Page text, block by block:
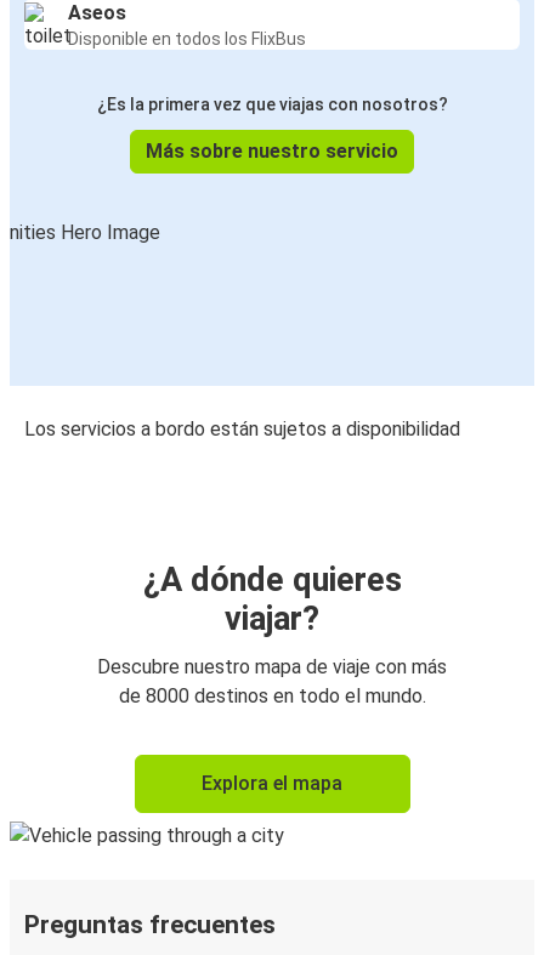
Aseos
Disponible en todos los FlixBus
¿Es la primera vez que viajas con nosotros?
Más sobre nuestro servicio
Los servicios a bordo están sujetos a disponibilidad
¿A dónde quieres
viajar?
Descubre nuestro mapa de viaje con más
de 8000 destinos en todo el mundo.
Explora el mapa
Preguntas frecuentes